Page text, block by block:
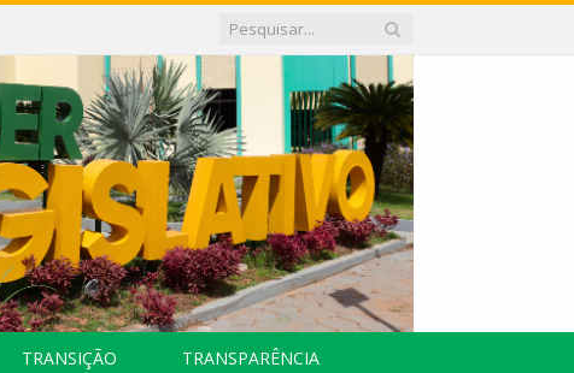
TRANSIÇÃO TRANSPARÊNCIA